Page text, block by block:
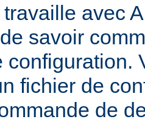
avec
savoir
configuration.
fichier de
de